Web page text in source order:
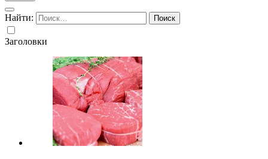
Найти:
Заголовки